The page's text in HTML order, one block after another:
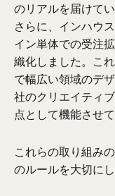
のリアルを届けてい
さらに、インハウ
イン単体での受注
織化しました。こ
で幅広い領域のデ
社のクリエイティ
点として機能させて
これらの取り組み
のルールを大切に